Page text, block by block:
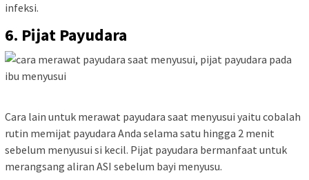
infeksi.
6. Pijat Payudara
Cara lain untuk merawat payudara saat menyusui yaitu cobalah
rutin memijat payudara Anda selama satu hingga 2 menit
sebelum menyusui si kecil. Pijat payudara bermanfaat untuk
merangsang aliran ASI sebelum bayi menyusu.